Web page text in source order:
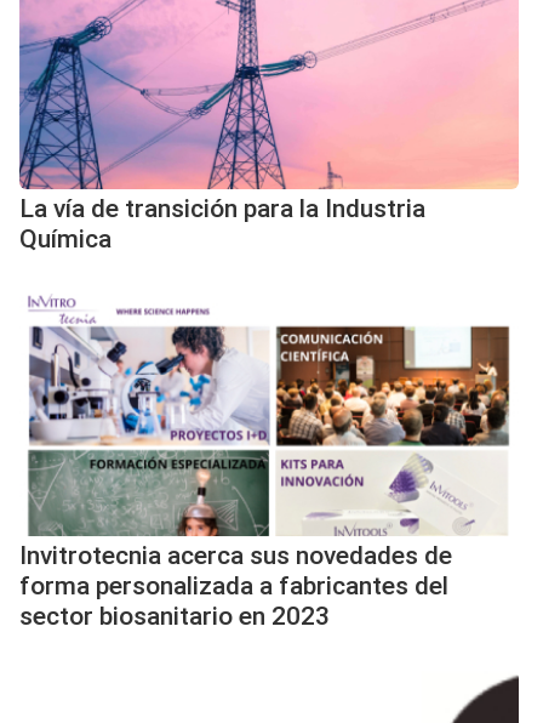
La vía de transición para la Industria
Química
Invitrotecnia acerca sus novedades de
forma personalizada a fabricantes del
sector biosanitario en 2023